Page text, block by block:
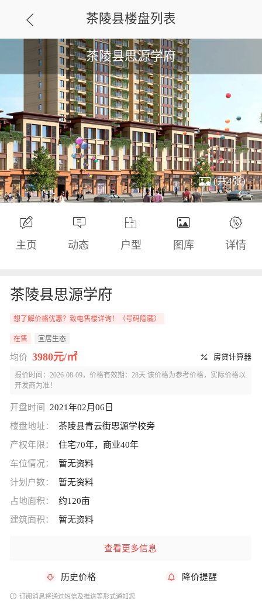
茶陵县楼盘列表
茶陵县思源学府
(共4张)
主页 动态 户型 图库 详情
茶陵县思源学府
想了解价格优惠？致电售楼详询！（号码隐藏）
在售 宜居生态
均价 房贷计算器
3980元/㎡
报价时间：2026-08-09，价格有效期：28天 该价格为参考价格，实际价格以
开发商为准！
开盘时间
2021年02月06日
楼盘地址：
茶陵县青云街思源学校旁
产权年限：
住宅70年，商业40年
车位情况：
暂无资料
计划户数：
暂无资料
占地面积：
约120亩
建筑面积：
暂无资料
查看更多信息
历史价格 降价提醒
订阅消息将通过短信及推送等形式通知您